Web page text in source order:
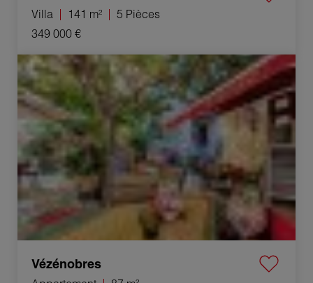
Villa 141 m²
5 Pièces
349 000 €
Vente Appartement Vézénobres 87 m²
Vézénobres